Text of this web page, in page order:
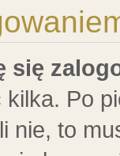
się
Po
nie, to